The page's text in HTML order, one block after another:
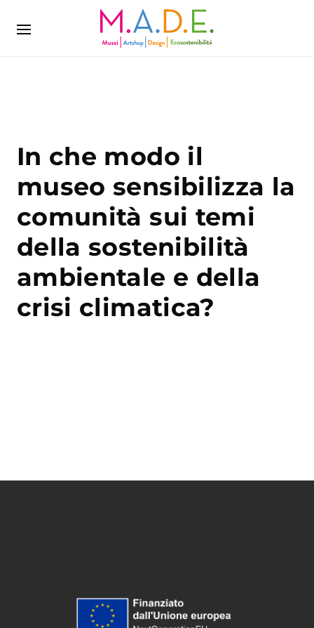
In che modo il
museo sensibilizza la
comunità sui temi
della sostenibilità
ambientale e della
crisi climatica?